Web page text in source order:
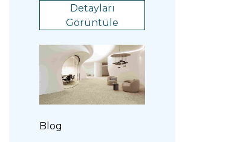
yükselmesine ve hava
koşullarındaki aşırı
değ...
Detayları
Görüntüle
Blog